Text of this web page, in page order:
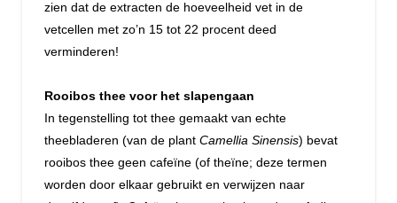
zien dat de extracten de hoeveelheid vet in de
vetcellen met zo’n 15 tot 22 procent deed
verminderen!
Rooibos thee voor het slapengaan
In tegenstelling tot thee gemaakt van echte
theebladeren (van de plant Camellia Sinensis) bevat
rooibos thee geen cafeïne (of theïne; deze termen
worden door elkaar gebruikt en verwijzen naar